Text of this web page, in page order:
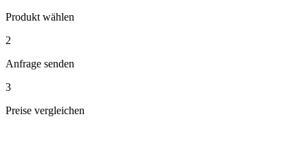
Produkt wählen
2
Anfrage senden
3
Preise vergleichen